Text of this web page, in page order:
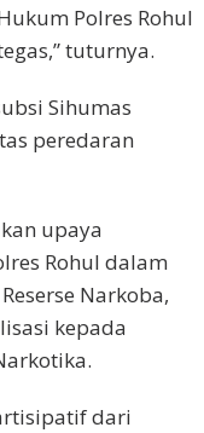
Polres Rohul
tuturnya.
Sihumas
peredaran
upaya
Rohul dalam
Narkoba,
kepada
dari